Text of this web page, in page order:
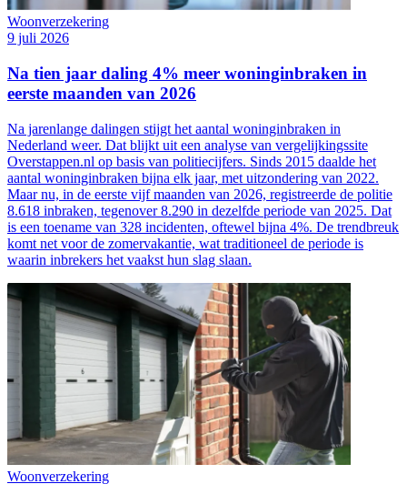
Woonverzekering
9 juli 2026
Na tien jaar daling 4% meer woninginbraken in
eerste maanden van 2026
Na jarenlange dalingen stijgt het aantal woninginbraken in
Nederland weer. Dat blijkt uit een analyse van vergelijkingssite
Overstappen.nl op basis van politiecijfers. Sinds 2015 daalde het
aantal woninginbraken bijna elk jaar, met uitzondering van 2022.
Maar nu, in de eerste vijf maanden van 2026, registreerde de politie
8.618 inbraken, tegenover 8.290 in dezelfde periode van 2025. Dat
is een toename van 328 incidenten, oftewel bijna 4%. De trendbreuk
komt net voor de zomervakantie, wat traditioneel de periode is
waarin inbrekers het vaakst hun slag slaan.
Woonverzekering